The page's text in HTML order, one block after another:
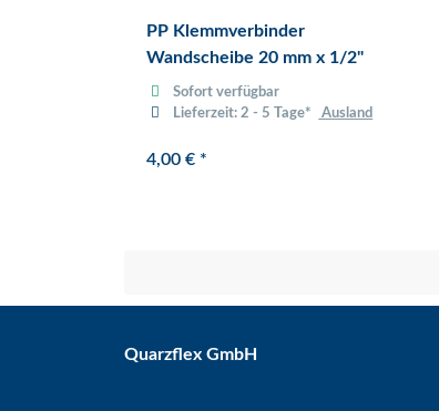
PP Klemmverbinder
Wandscheibe 20 mm x 1/2"
Sofort verfügbar
Lieferzeit:2 - 5 Tage* Ausland
4,00 € *
Quarzflex GmbH